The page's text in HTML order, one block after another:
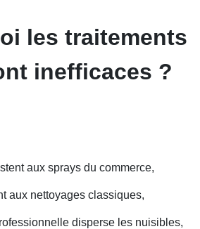
les traitements
inefficaces ?
aux sprays du commerce,
aux nettoyages classiques,
disperse les nuisibles,